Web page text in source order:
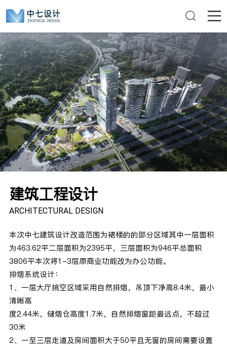
建筑工程设计
ARCHITECTURAL DESIGN
本次中七建筑设计改造范围为裙楼的的部分区域其中一层面积
为463.62平二层面积为2395平，三层面积为946平总面积
3806平本次将1-3层原商业功能改为办公功能。
排烟系统设计：
1、一层大厅挑空区域采用自然排烟，吊顶下净高8.4米，最小
清晰高
度2.44米，储烟仓高度1.7米，自然排烟窗距最远点，不超过
30米
2、一至三层走道及房间面积大于50平且无窗的房间需要设置